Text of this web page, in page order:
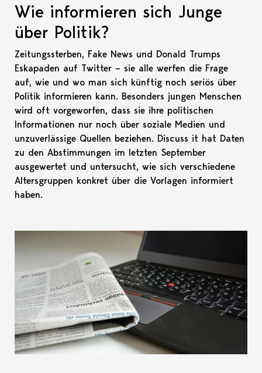
Wie informieren sich Junge
über Politik?
Zeitungssterben, Fake News und Donald Trumps
Eskapaden auf Twitter – sie alle werfen die Frage
auf, wie und wo man sich künftig noch seriös über
Politik informieren kann. Besonders jungen Menschen
wird oft vorgeworfen, dass sie ihre politischen
Informationen nur noch über soziale Medien und
unzuverlässige Quellen beziehen. Discuss it hat Daten
zu den Abstimmungen im letzten September
ausgewertet und untersucht, wie sich verschiedene
Altersgruppen konkret über die Vorlagen informiert
haben.